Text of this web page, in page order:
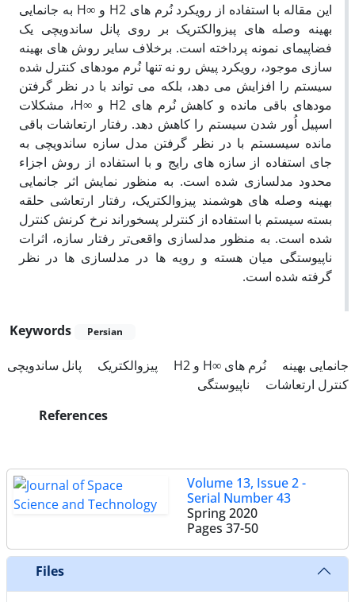
این مقاله با استفاده از رویکرد نُرم های H2 و ∞H به جانمایی
بهینه وصله های پیزوالکتریک بر روی پانل ساندویچی یک
فضاپیمای نمونه پرداخته است. برخلاف سایر روش های بهینه
سازی موجود، رویکرد پیش رو نه تنها نُرم مودهای کنترل شده
سیستم را افزایش می دهد، بلکه می تواند با در نظر گرفتن
مودهای باقی مانده و کاهش نُرم های H2 و ∞H، مشکلات
اسپیل اُور شدن سیستم را کاهش دهد. رفتار ارتعاشات باقی
مانده سیسستم با در نظر گرفتن مدل سازه ساندویچی به
جای استفاده از سازه های رایج و با استفاده از روش اجزاء
محدود مدلسازی شده است. به منظور نمایش اثر جانمایی
بهینه وصله های هوشمند پیزوالکتریک، رفتار ارتعاشی حلقه
بسته سیستم با استفاده از کنترلر پسخوراند نرخ کرنش کنترل
شده است. به منظور مدلسازی واقعی‌تر رفتار سازه، اثرات
ناپیوستگی میان هسته و رویه ها در مدلسازی ها در نظر
گرفته شده است.
Keywords Persian
جانمایی بهینه نُرم های ∞H و H2 پیزوالکتریک
پانل ساندویچی
کنترل ارتعاشات
ناپیوستگی
References
Volume 13, Issue 2 -
Serial Number 43
Spring 2020
Pages 37-50
Files